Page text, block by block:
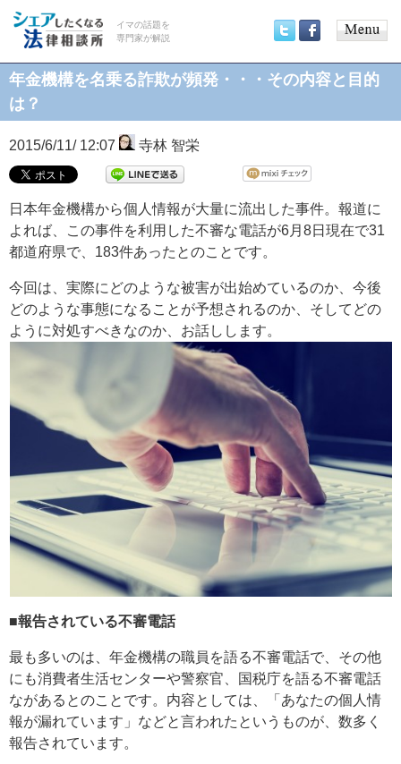
イマの話題を
専門家が解説
menu
年金機構を名乗る詐欺が頻発・・・その内容と目的
は？
2015/6/11/ 12:07 寺林 智栄
日本年金機構から個人情報が大量に流出した事件。報道に
よれば、この事件を利用した不審な電話が6月8日現在で31
都道府県で、183件あったとのことです。
今回は、実際にどのような被害が出始めているのか、今後
どのような事態になることが予想されるのか、そしてどの
ように対処すべきなのか、お話しします。
■報告されている不審電話
最も多いのは、年金機構の職員を語る不審電話で、その他
にも消費者生活センターや警察官、国税庁を語る不審電話
ながあるとのことです。内容としては、「あなたの個人情
報が漏れています」などと言われたというものが、数多く
報告されています。